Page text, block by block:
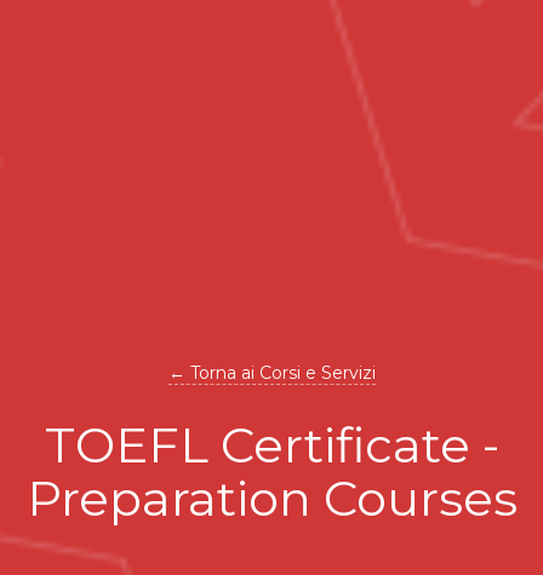
← Torna ai Corsi e Servizi
TOEFL Certificate -
Preparation Courses